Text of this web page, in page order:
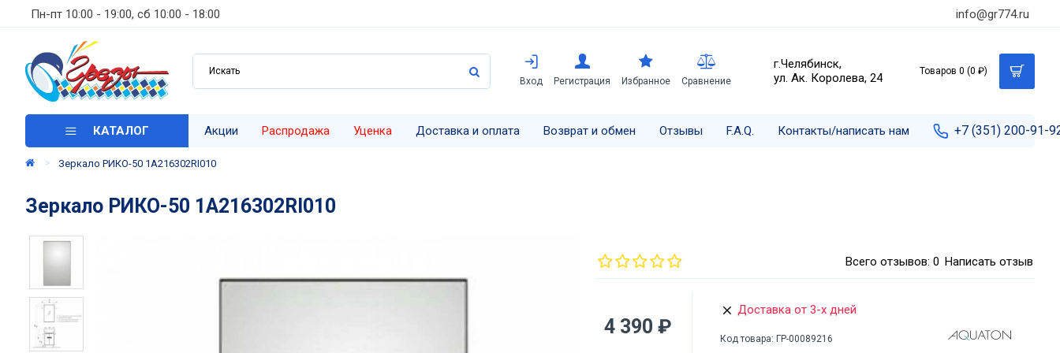
Пн-пт 10:00 - 19:00, сб 10:00 - 18:00 info@gr774.ru
Вход Регистрация Избранное Сравнение
г.Челябинск,
ул. Ак. Королева, 24
Товаров 0 (0 ₽)
КАТАЛОГ Акции Распродажа Уценка Доставка и оплата Возврат и обмен Отзывы F.A.Q. Контакты/написать нам +7 (351) 200-91-
Зеркало РИКО-50 1A216302RI010
Зеркало РИКО-50 1A216302RI010
Всего отзывов: 0 Написать отзыв
4 390 ₽
Доставка от 3-х дней
Код товара: ГР-00089216